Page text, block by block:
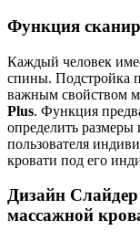
Функция
Каждый человек
спины. Подстройка
важным свойством
Plus. Функция
определить
пользователя
кровати под его
Дизайн
массажной